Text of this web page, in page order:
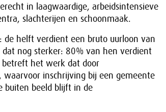
in laagwaardige, arbeidsintensieve
slachterijen en schoonmaak.
helft verdient een bruto uurloon van
nog sterker: 80% van hen verdient
betreft het werk dat door
inschrijving bij een gemeente
buiten beeld blijft in de